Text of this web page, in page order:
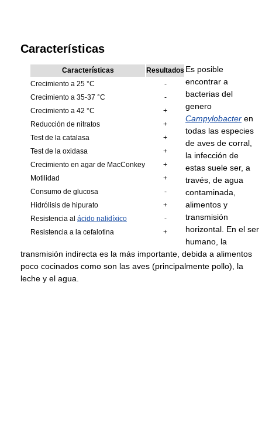
Características
Características
Resultados
Crecimiento a 25 °C
-
Crecimiento a 35-37 °C
-
Crecimiento a 42 °C
+
Reducción de nitratos
+
Test de la catalasa
+
Test de la oxidasa
+
Crecimiento en agar de MacConkey
+
Motilidad
+
Consumo de glucosa
-
Hidrólisis de hipurato
+
Resistencia al ácido nalidíxico
-
Resistencia a la cefalotina
+
Es posible
encontrar a
bacterias del
genero
Campylobacter en
todas las especies
de aves de corral,
la infección de
estas suele ser, a
través, de agua
contaminada,
alimentos y
transmisión
horizontal. En el ser
humano, la
transmisión indirecta es la más importante, debida a alimentos
poco cocinados como son las aves (principalmente pollo), la
leche y el agua.